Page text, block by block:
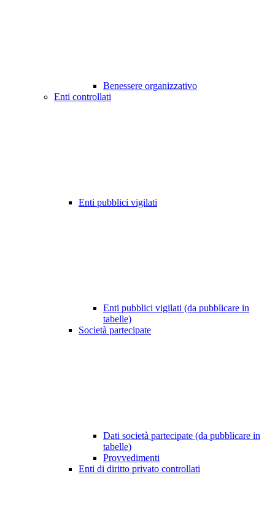
Benessere organizzativo
Enti controllati
Enti pubblici vigilati
Enti pubblici vigilati (da pubblicare in
tabelle)
Società partecipate
Dati società partecipate (da pubblicare in
tabelle)
Provvedimenti
Enti di diritto privato controllati